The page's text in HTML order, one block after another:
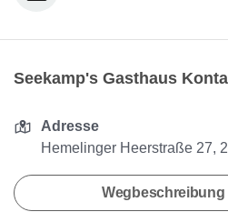
Seekamp's Gasthaus
Adresse
Hemelinger Heerstraße 27,
Wegbeschreibung